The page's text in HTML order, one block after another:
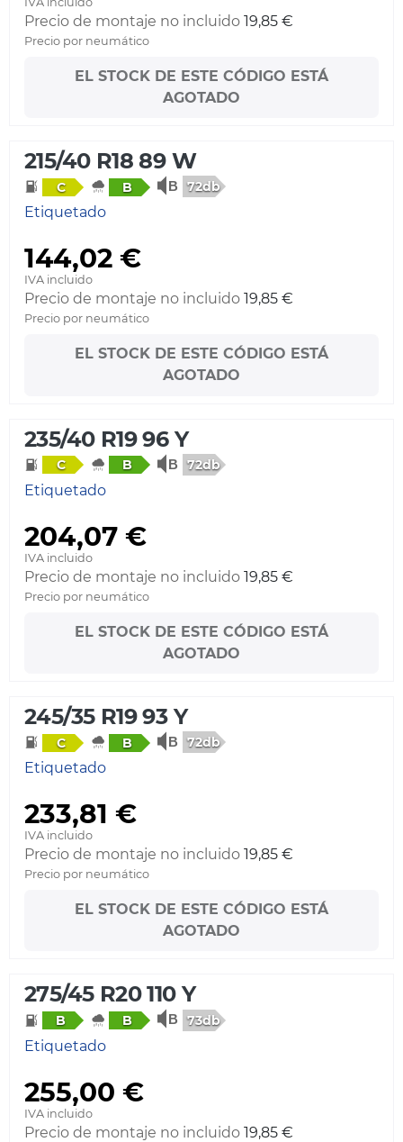
Precio de montaje no incluido 19,85 €
Precio por neumático
EL STOCK DE ESTE CÓDIGO ESTÁ
AGOTADO
215/40 R18 89 W
C B 72db
Etiquetado
144,02 €
IVA incluido
Precio de montaje no incluido 19,85 €
Precio por neumático
EL STOCK DE ESTE CÓDIGO ESTÁ
AGOTADO
235/40 R19 96 Y
C B 72db
Etiquetado
204,07 €
IVA incluido
Precio de montaje no incluido 19,85 €
Precio por neumático
EL STOCK DE ESTE CÓDIGO ESTÁ
AGOTADO
245/35 R19 93 Y
C B 72db
Etiquetado
233,81 €
IVA incluido
Precio de montaje no incluido 19,85 €
Precio por neumático
EL STOCK DE ESTE CÓDIGO ESTÁ
AGOTADO
275/45 R20 110 Y
B B 73db
Etiquetado
255,00 €
IVA incluido
Precio de montaje no incluido 19,85 €